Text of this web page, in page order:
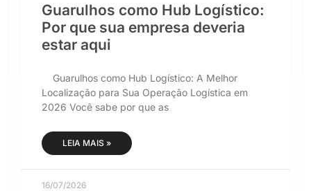
Guarulhos como Hub Logístico:
Por que sua empresa deveria
estar aqui
Guarulhos como Hub Logístico: A Melhor
Localização para Sua Operação Logística em
2026 Você sabe por que as
LEIA MAIS »
16/07/2026